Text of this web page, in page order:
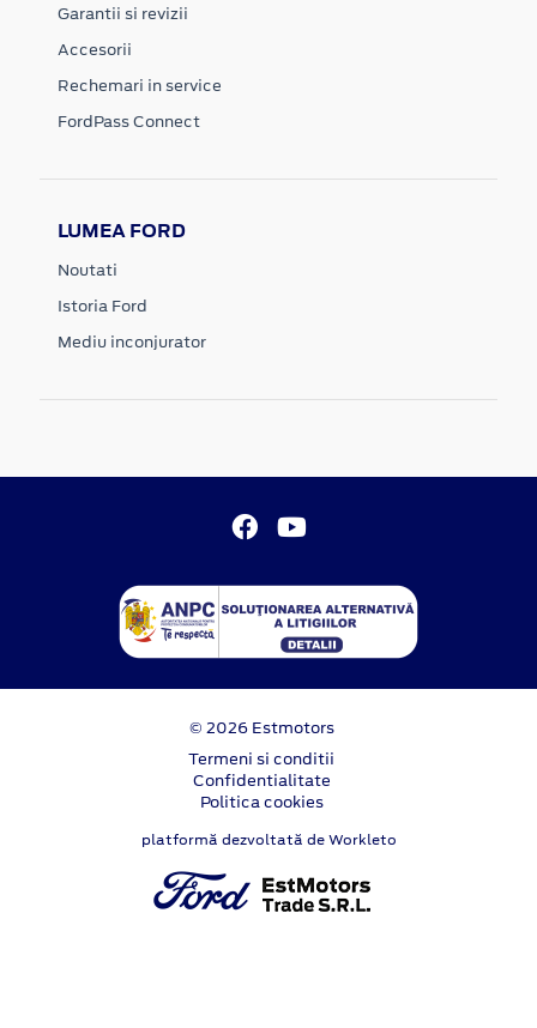
Garantii si revizii
Accesorii
Rechemari in service
FordPass Connect
LUMEA FORD
Noutati
Istoria Ford
Mediu inconjurator
© 2026 Estmotors
Termeni si conditii
Confidentialitate
Politica cookies
platformă dezvoltată de Workleto